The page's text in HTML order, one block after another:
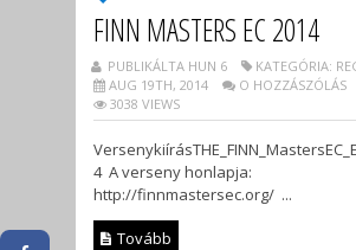
FINN MASTERS EC 2014
PUBLIKÁLTA HUN 6
KATEGÓRIA:
AUG 19TH, 2014
O HOZZÁSZÓLÁS
3038 VIEWS
4 A verseny honlapja:
http://finnmastersec.org/ ...
Tovább